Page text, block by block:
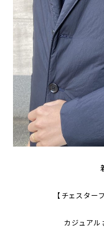
【チェスター
カジュアル